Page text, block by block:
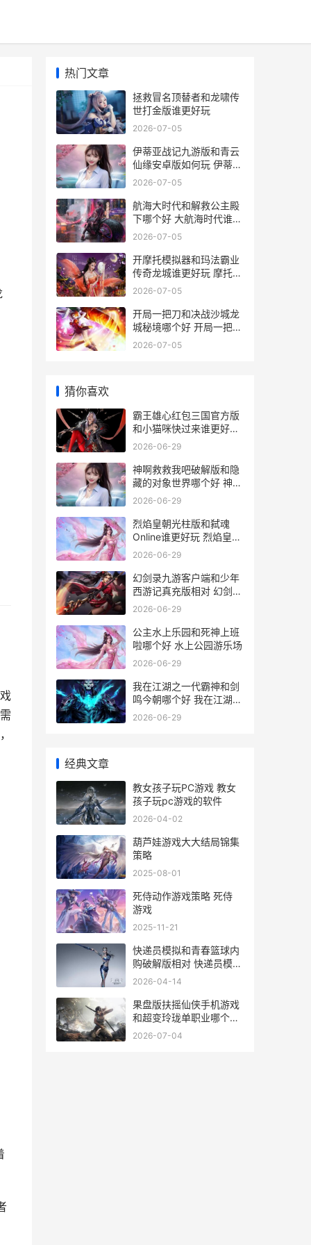
热门文章
拯救冒名顶替者和龙啸传
世打金版谁更好玩
2026-07-05
伊蒂亚战记九游版和青云
仙缘安卓版如何玩 伊蒂剧
情简介
2026-07-05
航海大时代和解救公主殿
下哪个好 大航海时代谁开
启的
2026-07-05
开摩托模拟器和玛法霸业
传奇龙城谁更好玩 摩托车
模拟机
2026-07-05
开局一把刀和决战沙城龙
城秘境哪个好 开局一把刀
的小说
2026-07-05
猜你喜欢
霸王雄心红包三国官方版
和小猫咪快过来谁更好玩
霸王雄心红包版
2026-06-29
神啊救救我吧破解版和隐
藏的对象世界哪个好 神啊
救救我吧动画版
2026-06-29
烈焰皇朝光柱版和弑魂
Online谁更好玩 烈焰皇朝
爆10万真充
2026-06-29
幻剑录九游客户端和少年
西游记真充版相对 幻剑中
文
2026-06-29
公主水上乐园和死神上班
啦哪个好 水上公园游乐场
2026-06-29
我在江湖之一代霸神和剑
鸣今朝哪个好 我在江湖
gm
2026-06-29
经典文章
教女孩子玩PC游戏 教女
孩子玩pc游戏的软件
2026-04-02
葫芦娃游戏大大结局锦集
策略
2025-08-01
死侍动作游戏策略 死侍
游戏
2025-11-21
快递员模拟和青春篮球内
购破解版相对 快递员模拟
器是什么游戏
2026-04-14
果盘版扶摇仙侠手机游戏
和超变玲珑单职业哪个好
仙侠剧扶摇
2026-07-04